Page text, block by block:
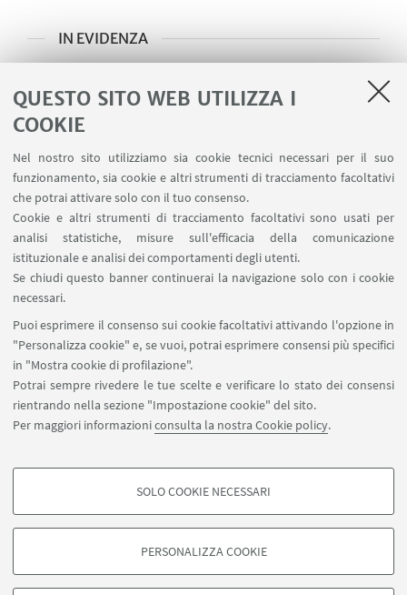
QUESTO SITO WEB UTILIZZA I
COOKIE
Nel nostro sito utilizziamo sia cookie tecnici necessari per il suo
funzionamento, sia cookie e altri strumenti di tracciamento facoltativi
che potrai attivare solo con il tuo consenso.
Cookie e altri strumenti di tracciamento facoltativi sono usati per
analisi statistiche, misure sull'efficacia della comunicazione
istituzionale e analisi dei comportamenti degli utenti.
Se chiudi questo banner continuerai la navigazione solo con i cookie
necessari.
Puoi esprimere il consenso sui cookie facoltativi attivando l'opzione in
"Personalizza cookie" e, se vuoi, potrai esprimere consensi più specifici
in "Mostra cookie di profilazione".
Potrai sempre rivedere le tue scelte e verificare lo stato dei consensi
rientrando nella sezione "Impostazione cookie" del sito.
Per maggiori informazioniconsulta la nostra Cookie policy.
COOKIE DI PROFILAZIONE - FACOLTATIVI
degli utenti, creare profili in base al loro comportamento sul sito, per analisi
di marketing.
SOLO COOKIE NECESSARI
PERSONALIZZA COOKIE
IN EVIDENZA
Card
➡️Iscriviti presso la Segreteria Nuoto
IN EVIDENZA
🪪 Fai la tessera CUSB
🌀Torna alla pagina dei corsi
Seguici su:
©Copyright 2026 - ALMA MATER STUDIORUM - Università di